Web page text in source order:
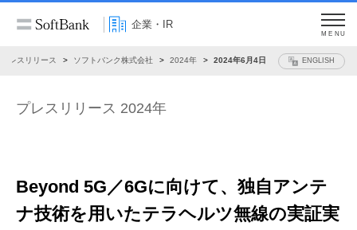
企業・IR
MENU
プレスリリース ソフトバンク株式会社 2024年 2024年6月4日 ENGLISH
プレスリリース 2024年
Beyond 5G／6Gに向けて、 独自アンテ
ナ技術を用いたテラヘルツ無線の実証実